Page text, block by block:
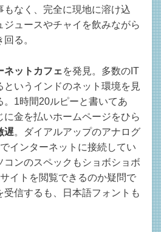
もなく、完全に現地に溶け込
ュースやチャイを飲みながら
る。
ネットカフェを発見。多数のIT
というインドのネット環境を見
。1時間20ルピーと書いてあ
に金を払いホームページをひら
遅。ダイアルアップのアナログ
インターネットに接続してい
コンのスペックもショボショボ
イトを閲覧できるのか疑問で
受信するも、日本語フォントも